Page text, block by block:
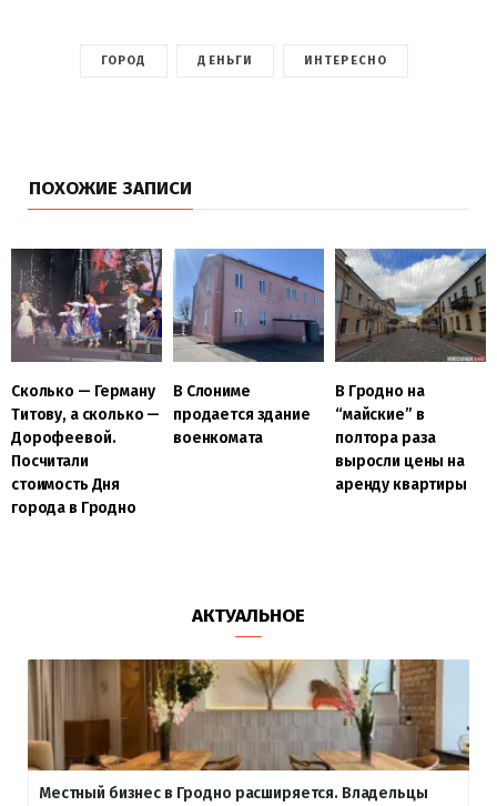
ГОРОД ДЕНЬГИ ИНТЕРЕСНО
ПОХОЖИЕ ЗАПИСИ
Сколько — Герману
Титову, а сколько —
Дорофеевой.
Посчитали
стоимость Дня
города в Гродно
В Слониме
продается здание
военкомата
В Гродно на
“майские” в
полтора раза
выросли цены на
аренду квартиры
АКТУАЛЬНОЕ
Местный бизнес в Гродно расширяется. Владельцы